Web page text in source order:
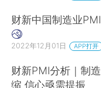
财新中国制造业
2022年12月01日 APP打开
财新PMI分析｜制
缩 信心亟需提振